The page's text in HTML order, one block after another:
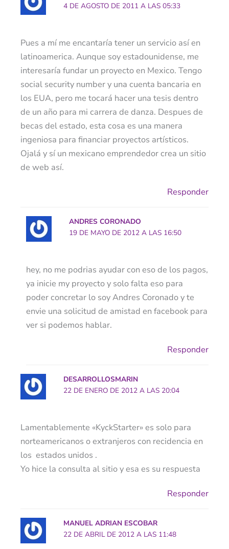
4 DE AGOSTO DE 2011 A LAS 05:33
Pues a mí me encantaría tener un servicio así en
latinoamerica. Aunque soy estadounidense, me
interesaría fundar un proyecto en Mexico. Tengo
social security number y una cuenta bancaria en
los EUA, pero me tocará hacer una tesis dentro
de un año para mi carrera de danza. Despues de
becas del estado, esta cosa es una manera
ingeniosa para financiar proyectos artísticos.
Ojalá y sí un mexicano emprendedor crea un sitio
de web así.
Responder
ANDRES CORONADO
19 DE MAYO DE 2012 A LAS 16:50
hey, no me podrias ayudar con eso de los pagos,
ya inicie my proyecto y solo falta eso para
poder concretar lo soy Andres Coronado y te
envie una solicitud de amistad en facebook para
ver si podemos hablar.
Responder
DESARROLLOSMARIN
22 DE ENERO DE 2012 A LAS 20:04
Lamentablemente «KyckStarter» es solo para
norteamericanos o extranjeros con recidencia en
los estados unidos .
Yo hice la consulta al sitio y esa es su respuesta
Responder
MANUEL ADRIAN ESCOBAR
22 DE ABRIL DE 2012 A LAS 11:48